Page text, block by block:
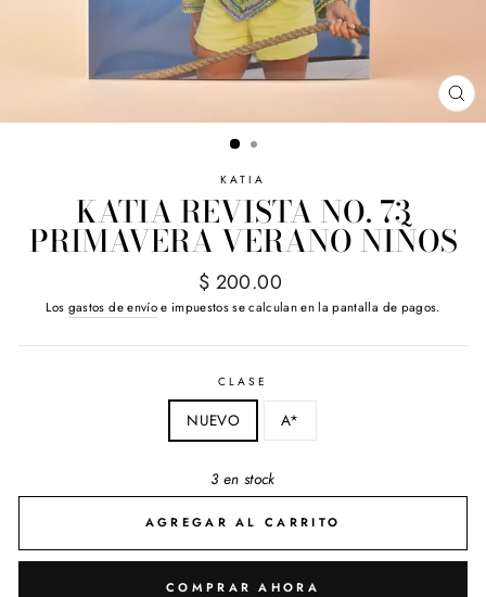
KATIA
KATIA REVISTA NO. 73
PRIMAVERA VERANO NIÑOS
Precio
habitual
$ 200.00
Los gastos de envíoe impuestos se calculan en la pantalla de pagos.
CLASE
NUEVO A*
3 en stock
AGREGAR AL CARRITO
COMPRAR AHORA